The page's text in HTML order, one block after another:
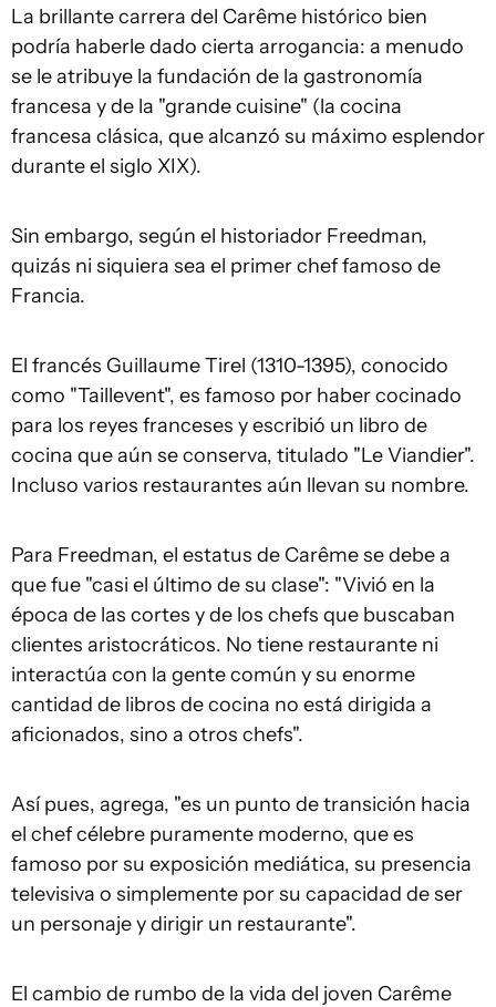
La brillante carrera del Carême histórico bien
podría haberle dado cierta arrogancia: a menudo
se le atribuye la fundación de la gastronomía
francesa y de la "grande cuisine" (la cocina
francesa clásica, que alcanzó su máximo esplendor
durante el siglo XIX).
Sin embargo, según el historiador Freedman,
quizás ni siquiera sea el primer chef famoso de
Francia.
El francés Guillaume Tirel (1310-1395), conocido
como "Taillevent", es famoso por haber cocinado
para los reyes franceses y escribió un libro de
cocina que aún se conserva, titulado "Le Viandier".
Incluso varios restaurantes aún llevan su nombre.
Para Freedman, el estatus de Carême se debe a
que fue "casi el último de su clase": "Vivió en la
época de las cortes y de los chefs que buscaban
clientes aristocráticos. No tiene restaurante ni
interactúa con la gente común y su enorme
cantidad de libros de cocina no está dirigida a
aficionados, sino a otros chefs".
Así pues, agrega, "es un punto de transición hacia
el chef célebre puramente moderno, que es
famoso por su exposición mediática, su presencia
televisiva o simplemente por su capacidad de ser
un personaje y dirigir un restaurante".
El cambio de rumbo de la vida del joven Carême